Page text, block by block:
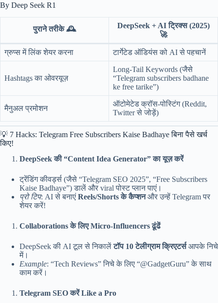
By Deep Seek R1
पुराने तरीके🕰️
DeepSeek + AI ट्रिक्स (2025)
🚀
ग्रुप्स में लिंक शेयर करना टार्गेटेड ऑडियंस को AI से पहचानें
Hashtags का ओवरयूज़
Long-Tail Keywords (जैसे
“Telegram subscribers badhane
ke free tarike”)
मैनुअल प्रमोशन
ऑटोमेटेड क्रॉस-पोस्टिंग (Reddit,
Twitter से जोड़ें)
💡 7 Hacks: Telegram Free Subscribers Kaise Badhaye बिना पैसे खर्च
किए!
DeepSeek की “Content Idea Generator” का यूज़ करें
ट्रेंडिंग कीवर्ड्स (जैसे “Telegram SEO 2025”, “Free Subscribers
Kaise Badhaye”) डालें और viral पोस्ट प्लान पाएं।
प्रो टिप: AI से बनाएं Reels/Shorts के कैप्शनऔर उन्हें Telegram पर
शेयर करें!
Collaborations के लिए Micro-Influencers ढूंढें
DeepSeek की AI टूल से निकालेंटॉप 10 टेलीग्राम क्रिएटर्सआपके निचे
में।
Example: “Tech Reviews” निचे के लिए “@GadgetGuru” के साथ
काम करें।
Telegram SEO करें Like a Pro